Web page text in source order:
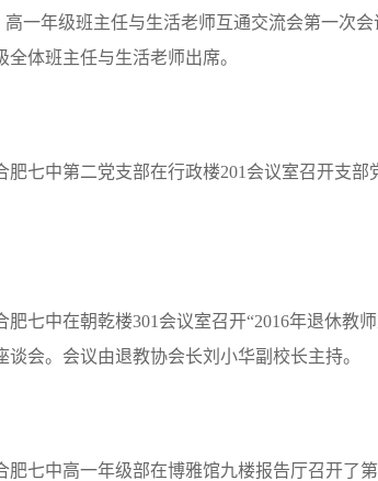
高一年级班主任与生活老师互通交流会第一次
全体班主任与生活老师出席。
肥七中第二党支部在行政楼201 会议室召开支部
肥七中在朝乾楼301 会议室召开“2016年退休教
谈会。会议由退教协会长刘小华副校长主持。
肥七中高一年级部在博雅馆九楼报告厅召开了